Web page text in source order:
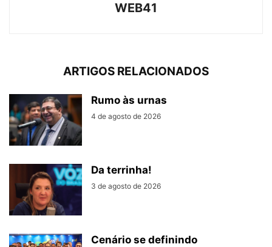
WEB41
ARTIGOS RELACIONADOS
Rumo às urnas
4 de agosto de 2026
Da terrinha!
3 de agosto de 2026
Cenário se definindo